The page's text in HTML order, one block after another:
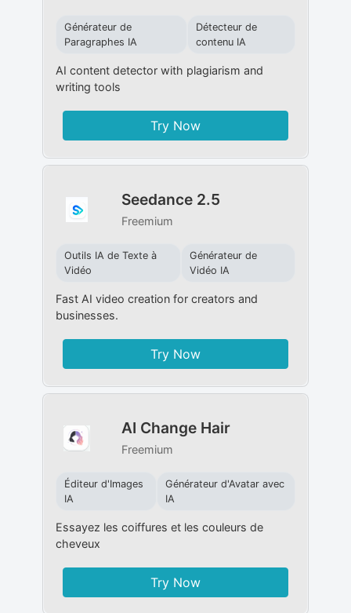
Générateur de
Paragraphes IA
Détecteur de
contenu IA
AI content detector with plagiarism and
writing tools
Try Now
Seedance 2.5
Freemium
Outils IA de Texte à
Vidéo
Générateur de
Vidéo IA
Fast AI video creation for creators and
businesses.
Try Now
AI Change Hair
Freemium
Éditeur d'Images
IA
Générateur d'Avatar avec
IA
Essayez les coiffures et les couleurs de
cheveux
Try Now